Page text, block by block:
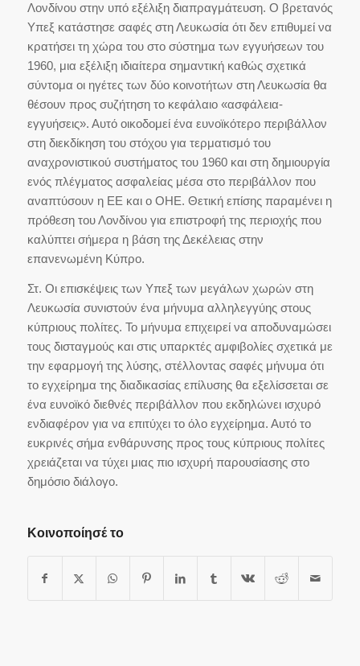
Λονδίνου στην υπό εξέλιξη διαπραγμάτευση. Ο βρετανός
Υπεξ κατάστησε σαφές στη Λευκωσία ότι δεν επιθυμεί να
κρατήσει τη χώρα του στο σύστημα των εγγυήσεων του
1960, μια εξέλιξη ιδιαίτερα σημαντική καθώς σχετικά
σύντομα οι ηγέτες των δύο κοινοτήτων στη Λευκωσία θα
θέσουν προς συζήτηση το κεφάλαιο «ασφάλεια-
εγγυήσεις». Αυτό οικοδομεί ένα ευνοϊκότερο περιβάλλον
στη διεκδίκηση του στόχου για τερματισμό του
αναχρονιστικού συστήματος του 1960 και στη δημιουργία
ενός πλέγματος ασφαλείας μέσα στο περιβάλλον που
αναπτύσουν η ΕΕ και ο ΟΗΕ. Θετική επίσης παραμένει η
πρόθεση του Λονδίνου για επιστροφή της περιοχής που
καλύπτει σήμερα η βάση της Δεκέλειας στην
επανενωμένη Κύπρο.
Στ. Οι επισκέψεις των Υπεξ των μεγάλων χωρών στη
Λευκωσία συνιστούν ένα μήνυμα αλληλεγγύης στους
κύπριους πολίτες. Το μήνυμα επιχειρεί να αποδυναμώσει
τους δισταγμούς και στις υπαρκτές αμφιβολίες σχετικά με
την εφαρμογή της λύσης, στέλλοντας σαφές μήνυμα ότι
το εγχείρημα της διαδικασίας επίλυσης θα εξελίσσεται σε
ένα ευνοϊκό διεθνές περιβάλλον που εκδηλώνει ισχυρό
ενδιαφέρον για να επιτύχει το όλο εγχείρημα. Αυτό το
ευκρινές σήμα ενθάρυνσης προς τους κύπριους πολίτες
χρειάζεται να τύχει μιας πιο ισχυρή παρουσίασης στο
δημόσιο διάλογο.
Κοινοποίησέ το